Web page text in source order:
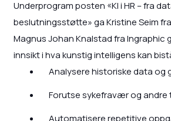
Underprogram posten «KI i HR – fra
beslutningsstøtte» ga Kristine Seim
Magnus Johan Knalstad fra Ingraphic
innsikt i hva kunstig intelligens kan
Analysere historiske data og
Forutse sykefravær og andre
Automatisere repetitive